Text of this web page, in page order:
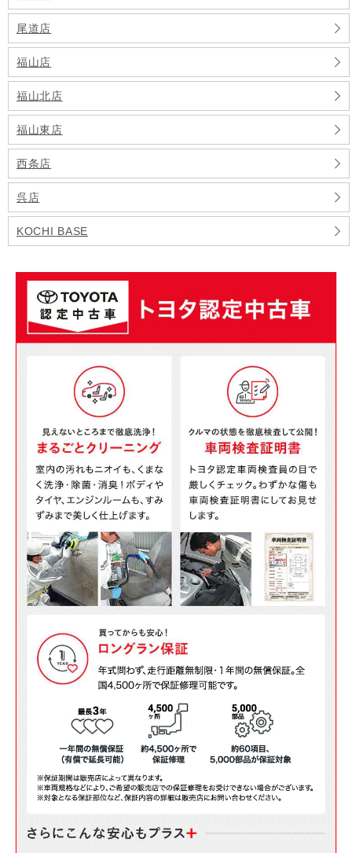
尾道店
福山店
福山北店
福山東店
西条店
呉店
KOCHI BASE